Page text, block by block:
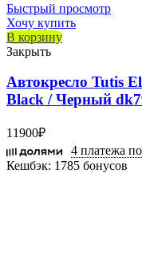
Быстрый просмотр
Хочу купить
В корзину
Закрыть
Автокресло Tutis
Black / Черный
11900₽
4 платежа по
Кешбэк: 1785 бонусов